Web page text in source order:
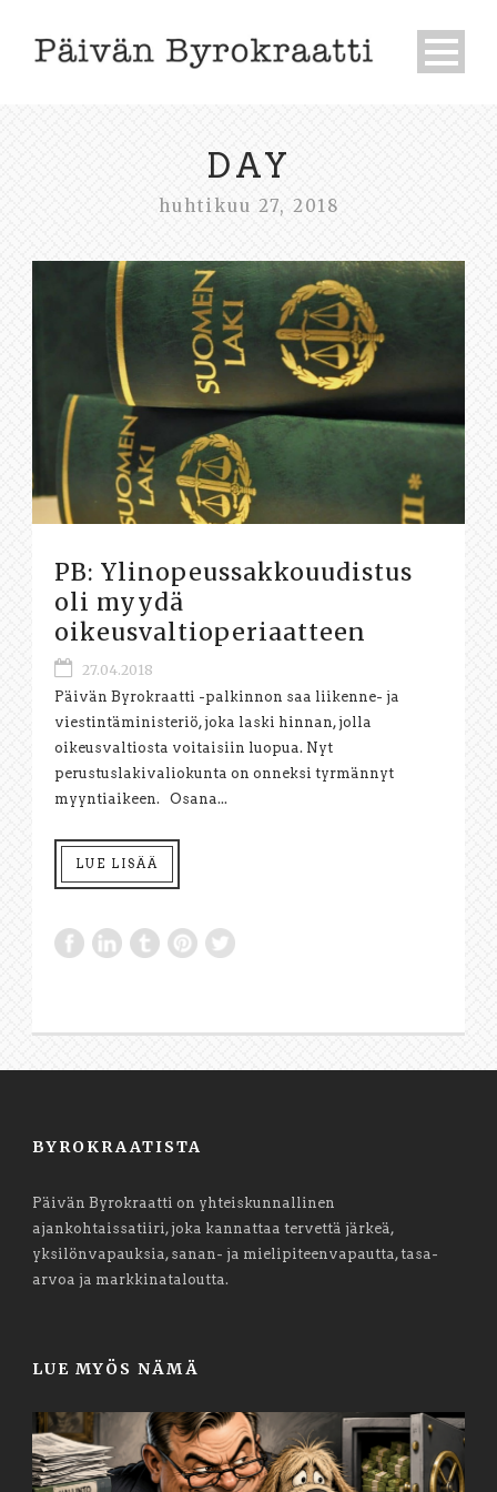
DAY
huhtikuu 27, 2018
PB: Ylinopeussakkouudistus
oli myydä
oikeusvaltioperiaatteen
27.04.2018
Päivän Byrokraatti -palkinnon saa liikenne- ja
viestintäministeriö, joka laski hinnan, jolla
oikeusvaltiosta voitaisiin luopua. Nyt
perustuslakivaliokunta on onneksi tyrmännyt
myyntiaikeen. Osana...
LUE LISÄÄ
BYROKRAATISTA
Päivän Byrokraatti on yhteiskunnallinen
ajankohtaissatiiri, joka kannattaa tervettä järkeä,
yksilönvapauksia, sanan- ja mielipiteenvapautta, tasa-
arvoa ja markkinataloutta.
LUE MYÖS NÄMÄ